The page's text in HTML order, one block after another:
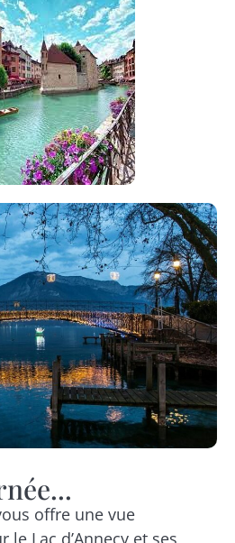
offre une vue
le Lac d’Annecy et ses